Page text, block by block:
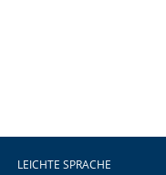
LEICHTE SPRACHE